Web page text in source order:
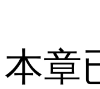
本章